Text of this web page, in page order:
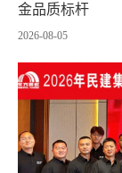
金品质标杆
2026-08-05